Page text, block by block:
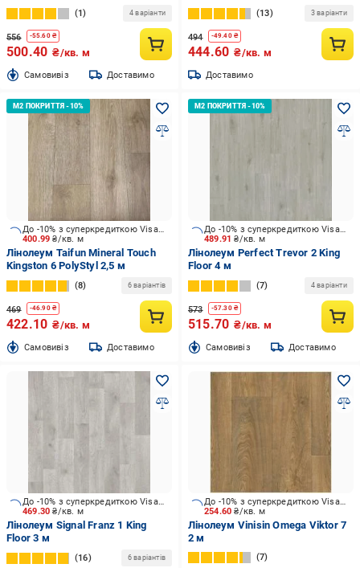
1 4 варіанти
556 -55.60₴
500.40 ₴/кв. м
Cамовивіз Доставимо
13 3 варіанти
494 -49.40₴
444.60 ₴/кв. м
Доставимо
400.99₴/кв. м
До -10% з суперкредиткою Visa Вигода
Лінолеум Taifun Mineral Touch
Kingston 6 PolyStyl 2,5 м
8 6 варіантів
469 -46.90₴
422.10 ₴/кв. м
Cамовивіз Доставимо
489.91₴/кв. м
До -10% з суперкредиткою Visa Вигода
Лінолеум Perfect Trevor 2 King
Floor 4 м
7 4 варіанти
573 -57.30₴
515.70 ₴/кв. м
Cамовивіз Доставимо
469.30₴/кв. м
До -10% з суперкредиткою Visa Вигода
Лінолеум Signal Franz 1 King
Floor 3 м
16 6 варіантів
254.60₴/кв. м
До -10% з суперкредиткою Visa Вигода
Лінолеум Vinisin Omega Viktor 7
2 м
7